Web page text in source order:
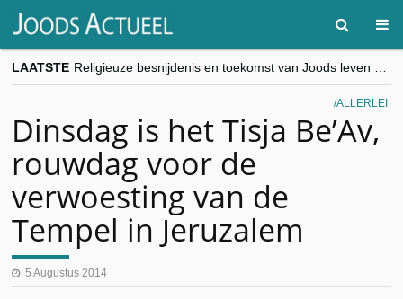
LAATSTE
“Besnijdenisdebat toont hoe moeilijk seculiere Westen minderheden begrijpt”, Jinnih Beels (Vooruit)
CITYTRIP | ROEMENIË – Boekarest: de verrassing van Oost-Europa
ALLERLEI
Dinsdag is het Tisja Be’Av,
rouwdag voor de
verwoesting van de
Tempel in Jeruzalem
5 Augustus 2014